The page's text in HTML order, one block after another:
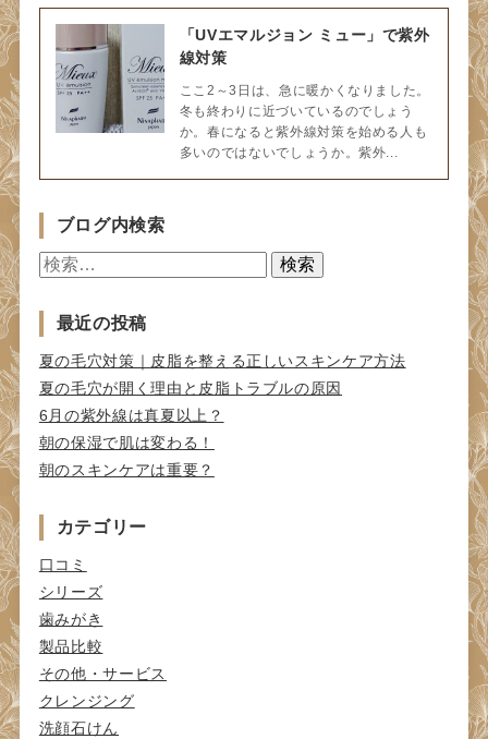
「UVエマルジョン ミュー」で紫外
線対策
ここ2～3日は、急に暖かくなりました。
冬も終わりに近づいているのでしょう
か。春になると紫外線対策を始める人も
多いのではないでしょうか。紫外...
ブログ内検索
検
最近の投稿
夏の毛穴対策｜皮脂を整える正しいスキンケア方法
夏の毛穴が開く理由と皮脂トラブルの原因
6月の紫外線は真夏以上？
朝の保湿で肌は変わる！
朝のスキンケアは重要？
カテゴリー
口コミ
シリーズ
歯みがき
製品比較
その他・サービス
クレンジング
洗顔石けん